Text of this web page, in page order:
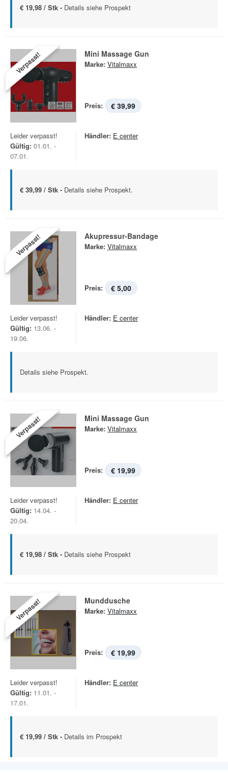
€ 19,98 / Stk - Details siehe Prospekt
Verpasst! Mini Massage Gun
Marke: Vitalmaxx
Preis: € 39,99
Leider verpasst!
Gültig: 01.01. -
07.01.
Händler: E center
€ 39,99 / Stk - Details siehe Prospekt.
Verpasst! Akupressur-Bandage
Marke: Vitalmaxx
Preis: € 5,00
Leider verpasst!
Gültig: 13.06. -
19.06.
Händler: E center
Details siehe Prospekt.
Verpasst! Mini Massage Gun
Marke: Vitalmaxx
Preis: € 19,99
Leider verpasst!
Gültig: 14.04. -
20.04.
Händler: E center
€ 19,98 / Stk - Details siehe Prospekt
Verpasst! Munddusche
Marke: Vitalmaxx
Preis: € 19,99
Leider verpasst!
Gültig: 11.01. -
17.01.
Händler: E center
€ 19,99 / Stk - Details im Prospekt